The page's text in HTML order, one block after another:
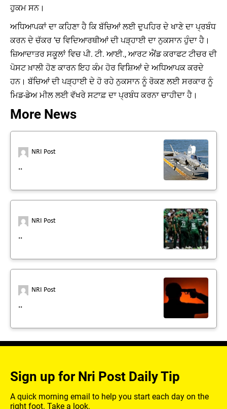
ਹੁਕਮ ਸਨ।
ਅਧਿਆਪਕਾਂ ਦਾ ਕਹਿਣਾ ਹੈ ਕਿ ਬੱਚਿਆਂ ਲਈ ਦੁਪਹਿਰ ਦੇ ਖਾਣੇ ਦਾ ਪ੍ਰਬੰਧ
ਕਰਨ ਦੇ ਚੱਕਰ ’ਚ ਵਿਦਿਆਰਥੀਆਂ ਦੀ ਪੜ੍ਹਾਈ ਦਾ ਨੁਕਸਾਨ ਹੁੰਦਾ ਹੈ।
ਜ਼ਿਆਦਾਤਰ ਸਕੂਲਾਂ ਵਿਚ ਪੀ. ਟੀ. ਆਈ., ਆਰਟ ਐਂਡ ਕਰਾਫਟ ਟੀਚਰ ਦੀ
ਪੋਸਟ ਖ਼ਾਲੀ ਹੋਣ ਕਾਰਨ ਇਹ ਕੰਮ ਹੋਰ ਵਿਸ਼ਿਆਂ ਦੇ ਅਧਿਆਪਕ ਕਰਦੇ
ਹਨ। ਬੱਚਿਆਂ ਦੀ ਪੜ੍ਹਾਈ ਦੇ ਹੋ ਰਹੇ ਨੁਕਸਾਨ ਨੂੰ ਰੋਕਣ ਲਈ ਸਰਕਾਰ ਨੂੰ
ਮਿਡ-ਡੇਅ ਮੀਲ ਲਈ ਵੱਖਰੇ ਸਟਾਫ਼ ਦਾ ਪ੍ਰਬੰਧ ਕਰਨਾ ਚਾਹੀਦਾ ਹੈ।
More News
NRI Post
..
NRI Post
..
NRI Post
..
Sign up for Nri Post Daily Tip
A quick morning email to help you start each day on the
right foot. Take a look.